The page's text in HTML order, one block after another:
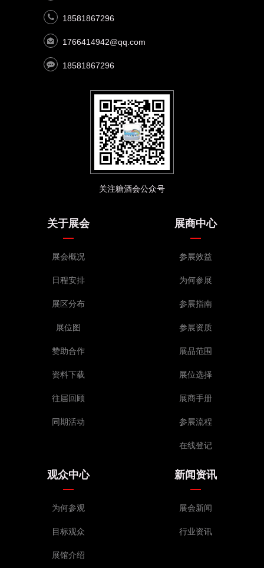
18581867296
1766414942@qq.com
18581867296
关注糖酒会公众号
关于展会
展会概况
日程安排
展区分布
展位图
赞助合作
资料下载
往届回顾
同期活动
展商中心
参展效益
为何参展
参展指南
参展资质
展品范围
展位选择
展商手册
参展流程
在线登记
观众中心
为何参观
目标观众
展馆介绍
新闻资讯
展会新闻
行业资讯